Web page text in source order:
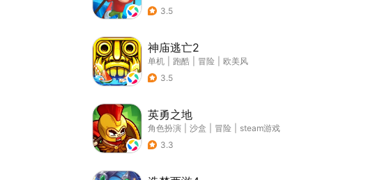
3.5
神庙逃亡2
单机 跑酷 冒险
欧美风
3.5
英勇之地
角色扮演 沙盒 冒险
steam游戏
3.3